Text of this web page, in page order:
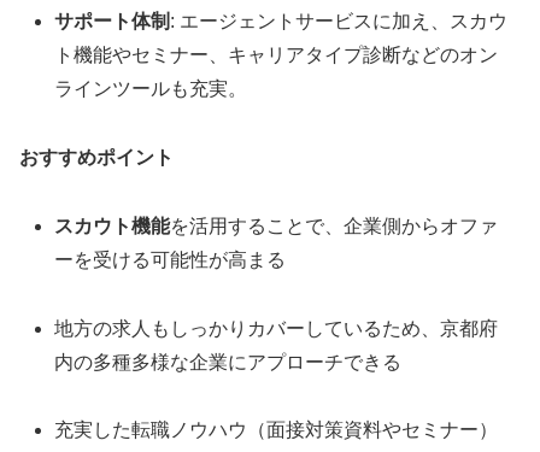
サポート体制 : エージェントサービスに加え、スカウ
ト機能やセミナー、キャリアタイプ診断などのオン
ラインツールも充実。
おすすめポイント
スカウト機能を活用することで、企業側からオファ
ーを受ける可能性が高まる
地方の求人もしっかりカバーしているため、京都府
内の多種多様な企業にアプローチできる
充実した転職ノウハウ（面接対策資料やセミナー）